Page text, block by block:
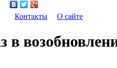
Контакты О сайте
в